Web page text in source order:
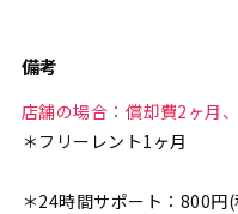
備考
店舗の場合：償却費2ヶ月
＊フリーレント1ヶ月
＊24時間サポート：800円